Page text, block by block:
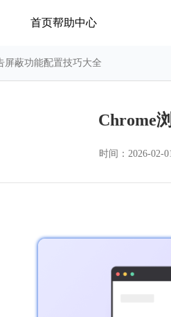
首页帮助中心
屏蔽功能配置技巧大全
Chrome
时间： 2026-02-